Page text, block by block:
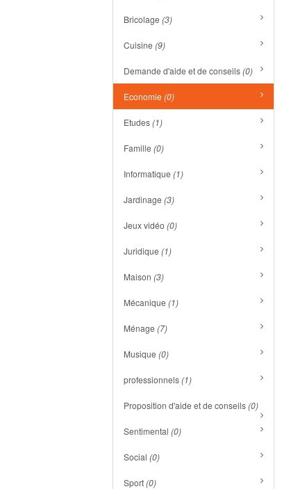
Bricolage (3)
Cuisine (9)
Demande d'aide et de conseils(0)
Economie (0)
Etudes(1)
Famille (0)
Informatique (1)
Jardinage (3)
Jeux vidéo (0)
Juridique (1)
Maison (3)
Mécanique (1)
Ménage (7)
Musique (0)
professionnels(1)
Proposition d'aide et de conseils(0)
Sentimental (0)
Social (0)
Sport(0)